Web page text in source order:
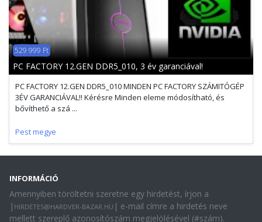
529 999 Ft
PC FACTORY 12.GEN DDR5_010, 3 év garanciával!
PC FACTORY 12.GEN DDR5_010 MINDEN PC FACTORY SZÁMITÓGÉP
3ÉV GARANCIÁVAL!! Kérésre Minden eleme módosítható, és
bővíthető a szá ...
Pest megye
INFORMÁCIÓ
Amennyiben töröltetni szeretne egy hirdetést, írjon a
| HIRDETES@HARDVER-BAZAR.HU | e-mail címre a hirdetés neve
mellett szereplő azonosítószám megjelölésével (#szám).